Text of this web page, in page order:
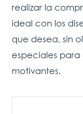
realizar la
ideal con los
que desea, sin
especiales
motivantes.